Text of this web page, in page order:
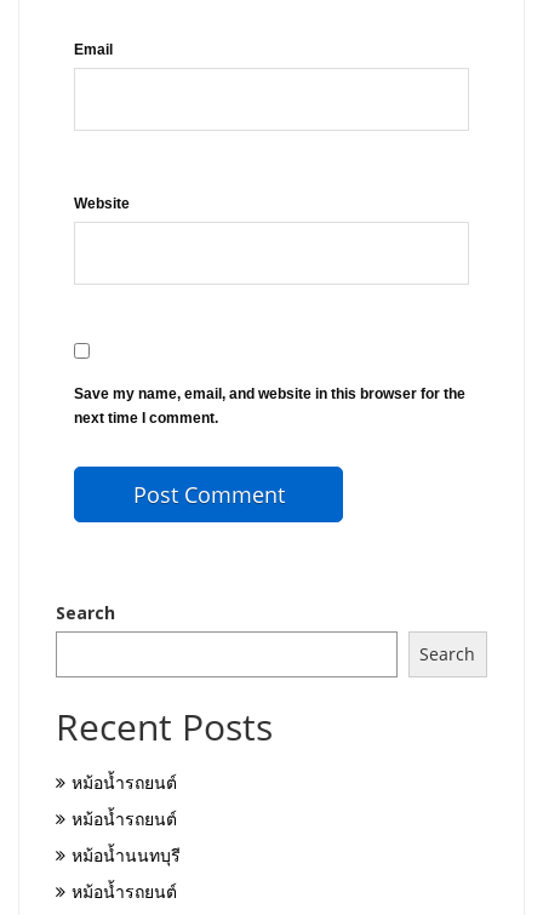
Email
Website
Save my name, email, and website in this browser for the
next time I comment.
Search
Search
Recent Posts
หม้อน้ำรถยนต์
หม้อน้ำรถยนต์
หม้อน้ำนนทบุรี
หม้อน้ำรถยนต์